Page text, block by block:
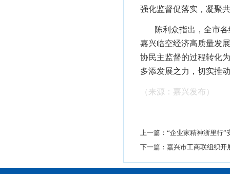
强化监督促落实，凝聚
陈利众指出，全市
嘉兴临空经济高质量发
协民主监督的过程转化
多添发展之力，切实推
（来源：嘉兴发布）
上一篇：“企业家精神浙里行”
下一篇：嘉兴市工商联组织开